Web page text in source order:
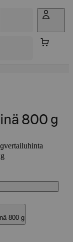
800 g
vertailuhinta
800 g